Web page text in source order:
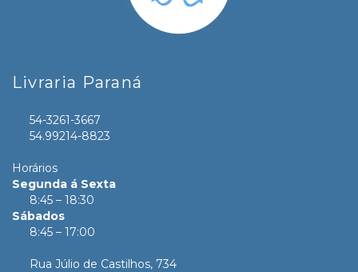
Livraria Paraná
54-3261-3667
54.99214-8823
Horários
Segunda á Sexta
8:45 – 18:30
Sábados
8:45 – 17:00
Rua Júlio de Castilhos, 734